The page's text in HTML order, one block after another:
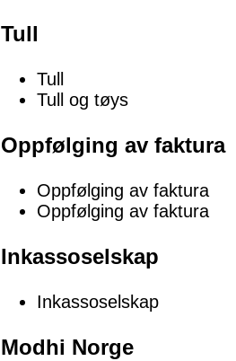
Tull
Tull
Tull og tøys
Oppfølging av faktura
Oppfølging av faktura
Oppfølging av faktura
Inkassoselskap
Inkassoselskap
Modhi Norge